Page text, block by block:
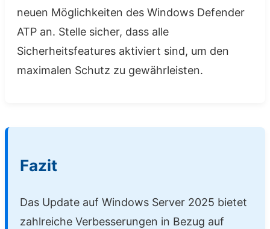
neuen Möglichkeiten des Windows Defender
ATP an. Stelle sicher, dass alle
Sicherheitsfeatures aktiviert sind, um den
maximalen Schutz zu gewährleisten.
Fazit
Das Update auf Windows Server 2025 bietet
zahlreiche Verbesserungen in Bezug auf